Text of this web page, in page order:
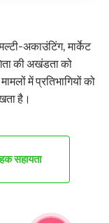
अकाउंटिंग, मार्केट
की अखंडता को
में प्रतिभागियों को
है।
सहायता